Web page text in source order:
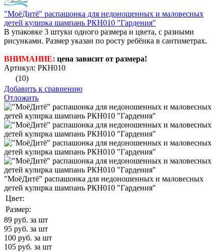
"МоёДитё" распашонка для недоношенных и маловесных
детей кулирка шампань РКН010 "Гардения"
В упаковке 3 штуки одного размера и цвета, с разными
рисунками. Размер указан по росту ребёнка в сантиметрах.
ВНИМАНИЕ: цена зависит от размера!
Артикул: РКН010
(10)
Добавить к сравнению
Отложить
"МоёДитё" распашонка для недоношенных и маловесных
детей кулирка шампань РКН010 "Гардения"
Цвет:
Размер:
89 руб. за шт
95 руб. за шт
100 руб. за шт
105 руб. за шт